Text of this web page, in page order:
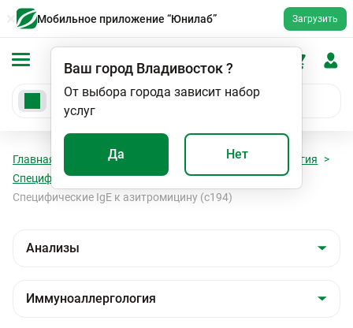
Мобильное приложение “Юнилаб” Загрузить
Ваш город Владивосток?
От выбора города зависит набор
услуг
Да Нет
Главная Анализы
Иммуноаллергология
Специфические Ig E к лекарственным аллергенам
Специфические IgE к азитромицину (c194)